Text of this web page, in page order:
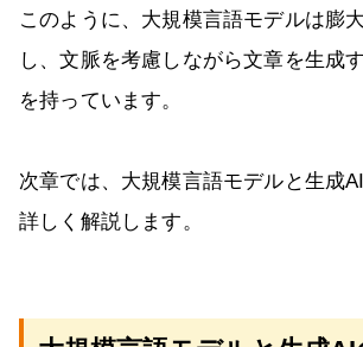
このように、大規模言語モデルは膨
し、文脈を考慮しながら文章を生成
を持っています。
次章では、大規模言語モデルと生成
詳しく解説します。